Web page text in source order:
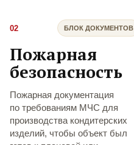
02 БЛОК ДОКУМЕНТОВ
Пожарная
безопасность
Пожарная документация
по требованиям МЧС для
производства кондитерских
изделий, чтобы объект был